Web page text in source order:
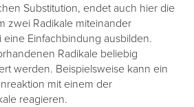
Substitution, endet auch hier die
zwei Radikale miteinander
Einfachbindung ausbilden.
Radikale beliebig
werden. Beispielsweise kann ein
mit einem der
reagieren.